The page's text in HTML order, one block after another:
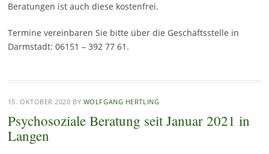
Beratungen ist auch diese kostenfrei.
Termine vereinbaren Sie bitte über die Geschäftsstelle in
Darmstadt: 06151 – 392 77 61.
15. OKTOBER 2020 BY WOLFGANG HERTLING
Psychosoziale Beratung seit Januar 2021 in
Langen